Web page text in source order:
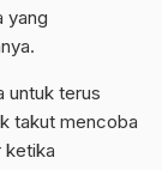
yang
untuk terus
takut mencoba
ketika